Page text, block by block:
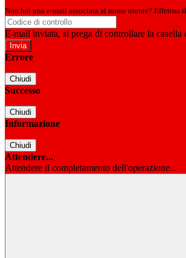
Non hai una e-mail associata al nome utente? Effettua
E-mail inviata, si prega di controllare la casella
Errore
Chiudi
Successo
Chiudi
Informazione
Chiudi
Attendere...
Attendere il completamento dell'operazione...